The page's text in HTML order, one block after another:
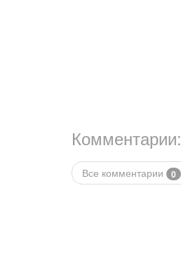
Комментарии:
Все комментарии 0